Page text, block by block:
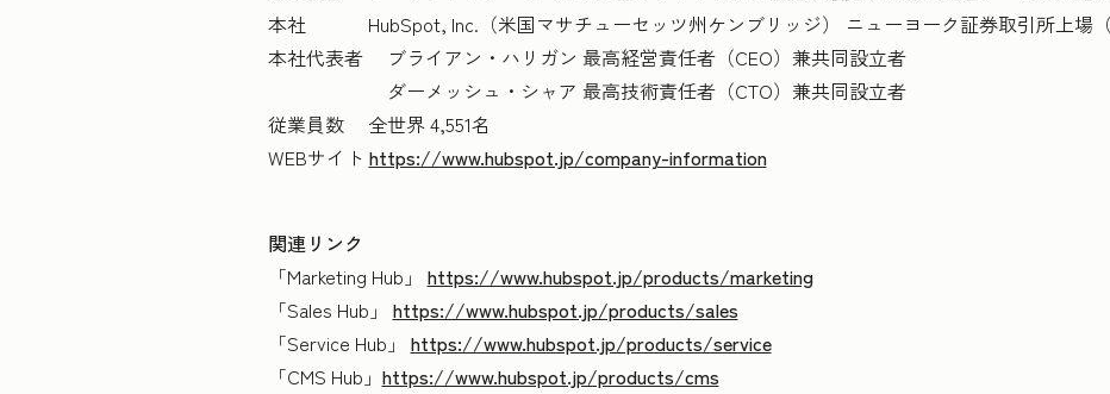
本社 HubSpot, Inc.（米国マサチューセッツ州ケンブリッジ） ニューヨーク証券取引所上場（
本社代表者 ブライアン・ハリガン 最高経営責任者（CEO）兼共同設立者
ダーメッシュ・シャア 最高技術責任者（CTO）兼共同設立者
従業員数 全世界 4,551名
WEBサイト https://www.hubspot.jp/company-information
関連リンク
「Marketing Hub」 https://www.hubspot.jp/products/marketing
「Sales Hub」 https://www.hubspot.jp/products/sales
「Service Hub」 https://www.hubspot.jp/products/service
「CMS Hub」 https://www.hubspot.jp/products/cms